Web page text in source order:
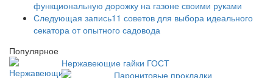
функциональную дорожку на газоне своими руками
Следующая запись11 советов для выбора идеального
секатора от опытного садовода
Популярное
Нержавеющие гайки ГОСТ
Паронитовые прокладки